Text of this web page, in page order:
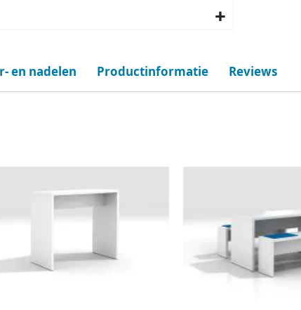
en nadelen Productinformatie Reviews